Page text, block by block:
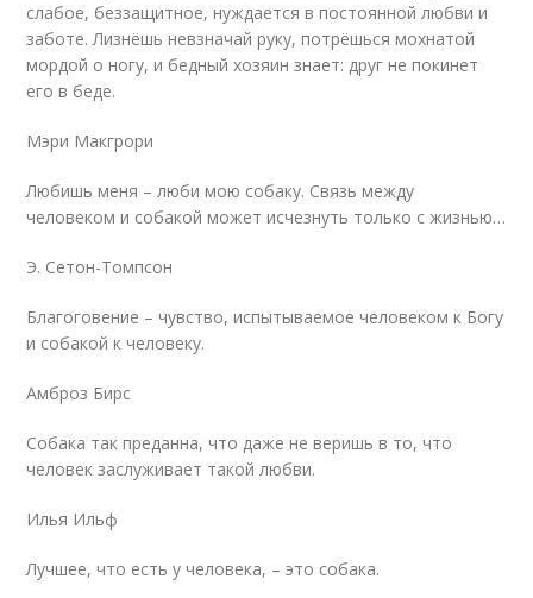
слабое, беззащитное, нуждается в постоянной любви и
заботе. Лизнёшь невзначай руку, потрёшься мохнатой
мордой о ногу, и бедный хозяин знает: друг не покинет
его в беде.
Мэри Макгрори
Любишь меня – люби мою собаку. Связь между
человеком и собакой может исчезнуть только с жизнью…
Э. Сетон-Томпсон
Благоговение – чувство, испытываемое человеком к Богу
и собакой к человеку.
Амброз Бирс
Собака так преданна, что даже не веришь в то, что
человек заслуживает такой любви.
Илья Ильф
Лучшее, что есть у человека, – это собака.